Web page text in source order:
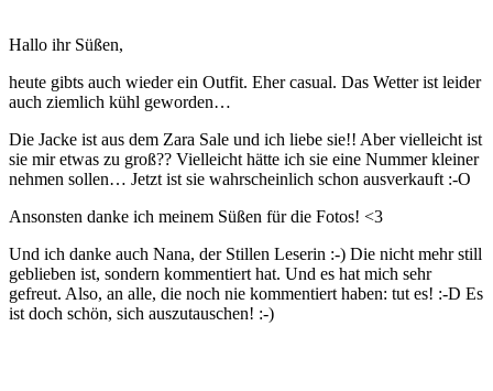
Hallo ihr Süßen,
heute gibts auch wieder ein Outfit. Eher casual. Das Wetter ist leider
auch ziemlich kühl geworden…
Die Jacke ist aus dem Zara Sale und ich liebe sie!! Aber vielleicht ist
sie mir etwas zu groß?? Vielleicht hätte ich sie eine Nummer kleiner
nehmen sollen… Jetzt ist sie wahrscheinlich schon ausverkauft :-O
Ansonsten danke ich meinem Süßen für die Fotos! <3
Und ich danke auch Nana, der Stillen Leserin :-) Die nicht mehr still
geblieben ist, sondern kommentiert hat. Und es hat mich sehr
gefreut. Also, an alle, die noch nie kommentiert haben: tut es! :-D Es
ist doch schön, sich auszutauschen! :-)